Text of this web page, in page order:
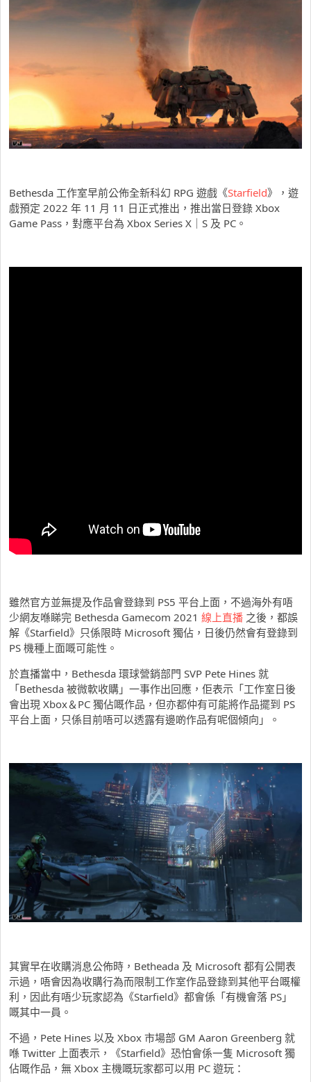
Bethesda 工作室早前公佈全新科幻 RPG 遊戲《Starfield》，遊
戲預定 2022 年 11 月 11 日正式推出，推出當日登錄 Xbox
Game Pass，對應平台為 Xbox Series X｜S 及 PC。
雖然官方並無提及作品會登錄到 PS5 平台上面，不過海外有唔
少網友喺睇完 Bethesda Gamecom 2021 線上直播 之後，都誤
解《Starfield》只係限時 Microsoft 獨佔，日後仍然會有登錄到
PS 機種上面嘅可能性。
於直播當中，Bethesda 環球營銷部門 SVP Pete Hines 就
「Bethesda 被微軟收購」一事作出回應，佢表示「工作室日後
會出現 Xbox＆PC 獨佔嘅作品，但亦都仲有可能將作品擺到 PS
平台上面，只係目前唔可以透露有邊啲作品有呢個傾向」。
其實早在收購消息公佈時，Betheada 及 Microsoft 都有公開表
示過，唔會因為收購行為而限制工作室作品登錄到其他平台嘅權
利，因此有唔少玩家認為《Starfield》都會係「有機會落 PS」
嘅其中一員。
不過，Pete Hines 以及 Xbox 市場部 GM Aaron Greenberg 就
喺 Twitter 上面表示，《Starfield》恐怕會係一隻 Microsoft 獨
佔嘅作品，無 Xbox 主機嘅玩家都可以用 PC 遊玩：